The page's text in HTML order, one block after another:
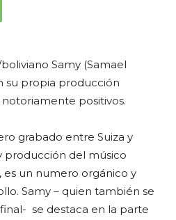
Samy (Samael
su propia producción
positivos.
grabado entre Suiza y
producción del músico
es un numero orgánico y
Samy – quien también se
se destaca en la parte